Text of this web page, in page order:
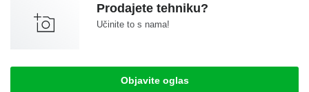
Prodajete tehniku?
Učinite to s nama!
Objavite oglas